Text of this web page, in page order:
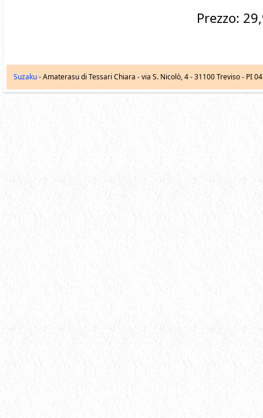
Prezzo:
Suzaku- Amaterasu di Tessari Chiara -via S. Nicolò, 4-31100 Treviso - PI